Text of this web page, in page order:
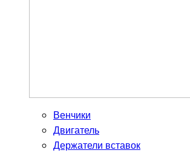
Венчики
Двигатель
Держатели вставок